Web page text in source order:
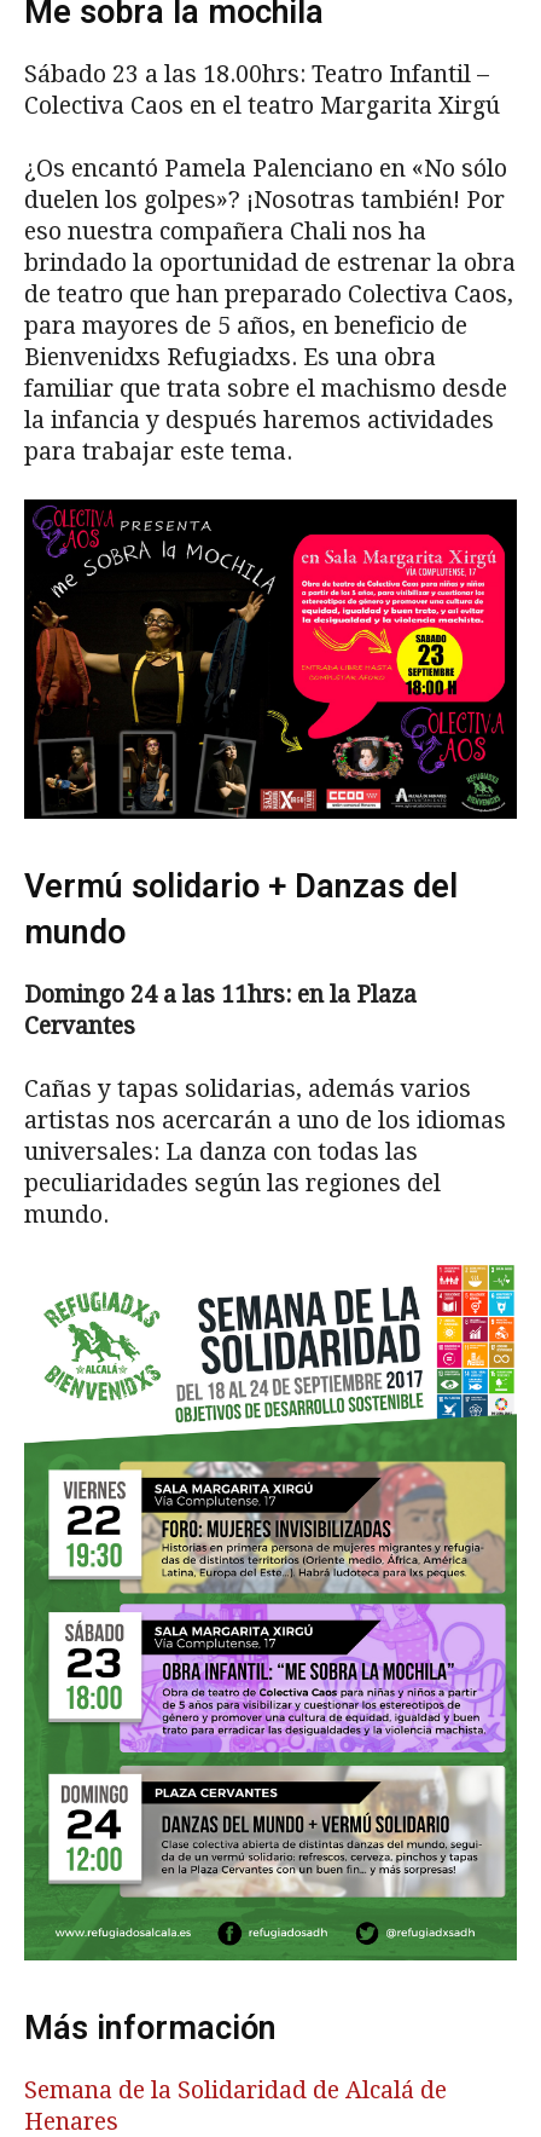
Me sobra la mochila
Sábado 23 a las 18.00hrs: Teatro Infantil –
Colectiva Caos en el teatro Margarita Xirgú
¿Os encantó Pamela Palenciano en «No sólo
duelen los golpes»? ¡Nosotras también! Por
eso nuestra compañera Chali nos ha
brindado la oportunidad de estrenar la obra
de teatro que han preparado Colectiva Caos,
para mayores de 5 años, en beneficio de
Bienvenidxs Refugiadxs. Es una obra
familiar que trata sobre el machismo desde
la infancia y después haremos actividades
para trabajar este tema.
Vermú solidario + Danzas del
mundo
Domingo 24 a las 11hrs: en la Plaza
Cervantes
Cañas y tapas solidarias, además varios
artistas nos acercarán a uno de los idiomas
universales: La danza con todas las
peculiaridades según las regiones del
mundo.
Más información
Semana de la Solidaridad de Alcalá de
Henares